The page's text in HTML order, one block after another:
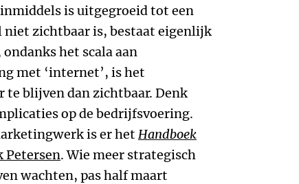
is uitgegroeid tot een
zichtbaar is, bestaat eigenlijk
het scala aan
met ‘internet’, is het
blijven dan zichtbaar. Denk
op de bedrijfsvoering.
is er het Handboek
Petersen. Wie meer strategisch
wachten, pas half maart